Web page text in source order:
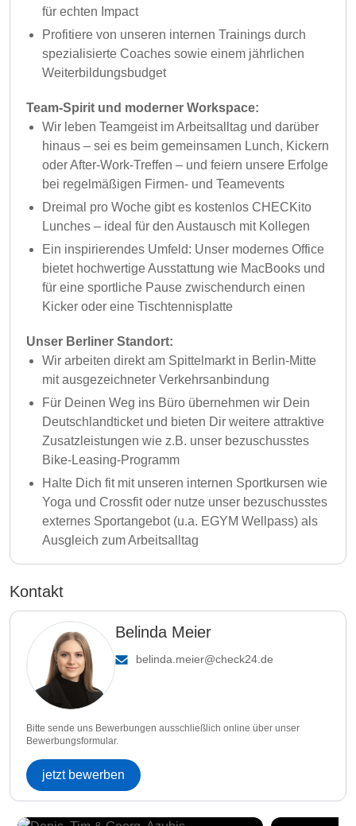
für echten Impact
Profitiere von unseren internen Trainings durch
spezialisierte Coaches sowie einem jährlichen
Weiterbildungsbudget
Team-Spirit und moderner Workspace:
Wir leben Teamgeist im Arbeitsalltag und darüber
hinaus – sei es beim gemeinsamen Lunch, Kickern
oder After-Work-Treffen – und feiern unsere Erfolge
bei regelmäßigen Firmen- und Teamevents
Dreimal pro Woche gibt es kostenlos CHECKito
Lunches – ideal für den Austausch mit Kollegen
Ein inspirierendes Umfeld: Unser modernes Office
bietet hochwertige Ausstattung wie MacBooks und
für eine sportliche Pause zwischendurch einen
Kicker oder eine Tischtennisplatte
Unser Berliner Standort:
Wir arbeiten direkt am Spittelmarkt in Berlin-Mitte
mit ausgezeichneter Verkehrsanbindung
Für Deinen Weg ins Büro übernehmen wir Dein
Deutschlandticket und bieten Dir weitere attraktive
Zusatzleistungen wie z.B. unser bezuschusstes
Bike-Leasing-Programm
Halte Dich fit mit unseren internen Sportkursen wie
Yoga und Crossfit oder nutze unser bezuschusstes
externes Sportangebot (u.a. EGYM Wellpass) als
Ausgleich zum Arbeitsalltag
Kontakt
Belinda Meier
belinda.meier@check24.de
Bitte sende uns Bewerbungen ausschließlich online über unser
Bewerbungsformular.
jetzt bewerben